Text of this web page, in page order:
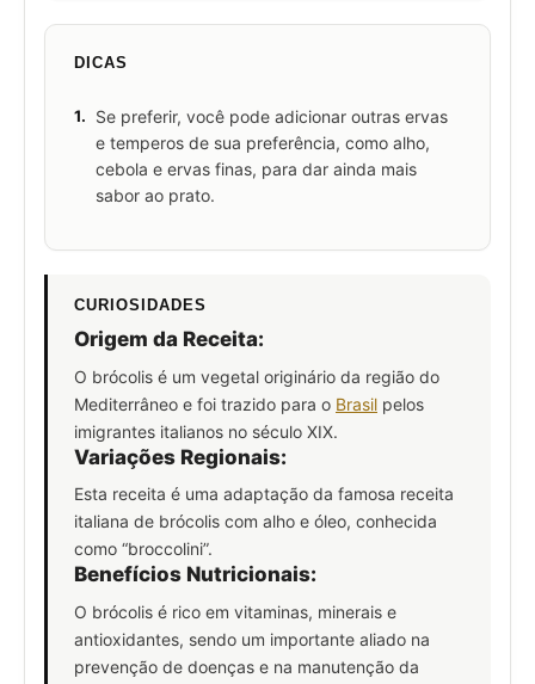
DICAS
1.
Se preferir, você pode adicionar outras ervas
e temperos de sua preferência, como alho,
cebola e ervas finas, para dar ainda mais
sabor ao prato.
CURIOSIDADES
Origem da Receita:
O brócolis é um vegetal originário da região do
Mediterrâneo e foi trazido para o Brasil pelos
imigrantes italianos no século XIX.
Variações Regionais:
Esta receita é uma adaptação da famosa receita
italiana de brócolis com alho e óleo, conhecida
como “broccolini”.
Benefícios Nutricionais:
O brócolis é rico em vitaminas, minerais e
antioxidantes, sendo um importante aliado na
prevenção de doenças e na manutenção da